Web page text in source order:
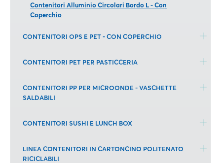
Contenitori Alluminio Circolari Bordo L - Con
Coperchio
CONTENITORI OPS E PET - CON COPERCHIO
CONTENITORI PET PER PASTICCERIA
CONTENITORI PP PER MICROONDE - VASCHETTE
SALDABILI
CONTENITORI SUSHI E LUNCH BOX
LINEA CONTENITORI IN CARTONCINO POLITENATO
RICICLABILI